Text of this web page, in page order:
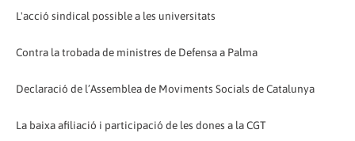
L'acció sindical possible a les universitats
Contra la trobada de ministres de Defensa a Palma
Declaració de l’Assemblea de Moviments Socials de Catalunya
La baixa afiliació i participació de les dones a la CGT